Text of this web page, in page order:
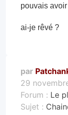
pouvais
ai-je rêvé ?
par
29
Forum : Le
Sujet :